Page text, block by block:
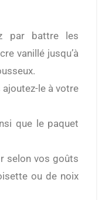
par battre les
vanillé jusqu’à
le à votre
que le paquet
selon vos goûts
ou de noix